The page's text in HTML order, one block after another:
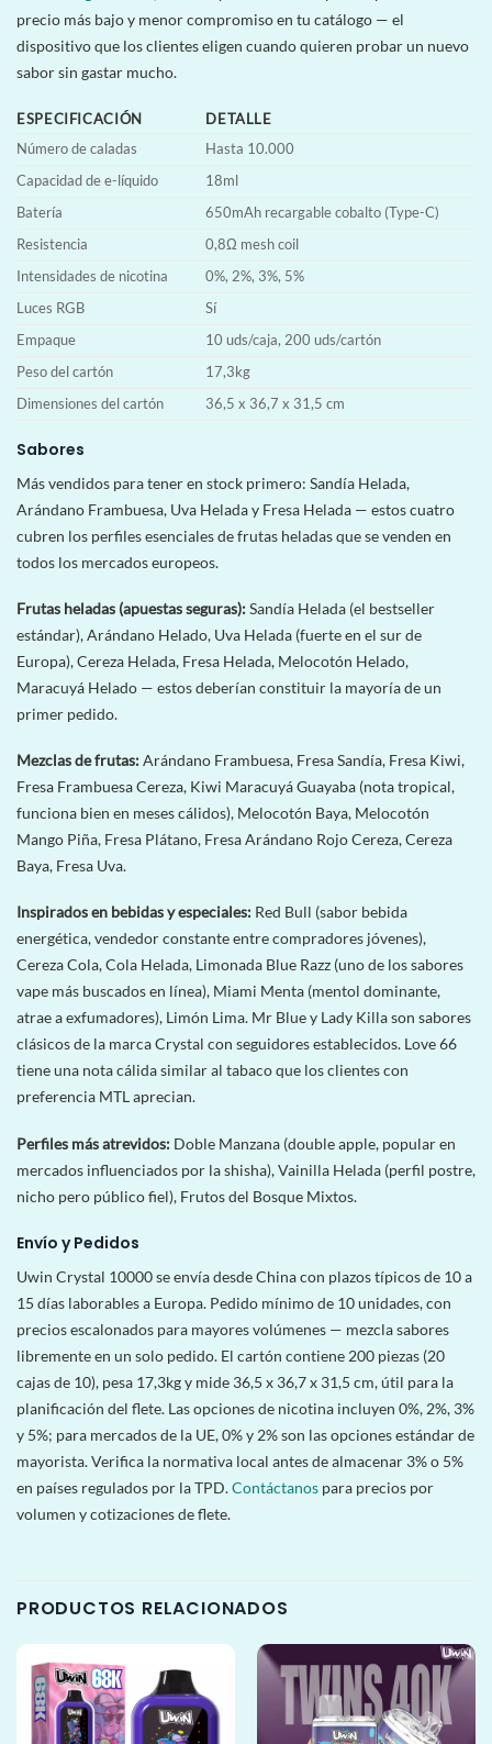
precio más bajo y menor compromiso en tu catálogo — el
dispositivo que los clientes eligen cuando quieren probar un nuevo
sabor sin gastar mucho.
ESPECIFICACIÓN
DETALLE
Número de caladas
Hasta 10.000
Capacidad de e-líquido
18ml
Batería
650mAh recargable cobalto (Type-C)
Resistencia
0,8Ω mesh coil
Intensidades de nicotina
0%, 2%, 3%, 5%
Luces RGB
Sí
Empaque
10 uds/caja, 200 uds/cartón
Peso del cartón
17,3kg
Dimensiones del cartón
36,5 x 36,7 x 31,5 cm
Sabores
Más vendidos para tener en stock primero: Sandía Helada,
Arándano Frambuesa, Uva Helada y Fresa Helada — estos cuatro
cubren los perfiles esenciales de frutas heladas que se venden en
todos los mercados europeos.
Frutas heladas (apuestas seguras):Sandía Helada (el bestseller
estándar), Arándano Helado, Uva Helada (fuerte en el sur de
Europa), Cereza Helada, Fresa Helada, Melocotón Helado,
Maracuyá Helado — estos deberían constituir la mayoría de un
primer pedido.
Mezclas de frutas:Arándano Frambuesa, Fresa Sandía, Fresa Kiwi,
Fresa Frambuesa Cereza, Kiwi Maracuyá Guayaba (nota tropical,
funciona bien en meses cálidos), Melocotón Baya, Melocotón
Mango Piña, Fresa Plátano, Fresa Arándano Rojo Cereza, Cereza
Baya, Fresa Uva.
Inspirados en bebidas y especiales: Red Bull (sabor bebida
energética, vendedor constante entre compradores jóvenes),
Cereza Cola, Cola Helada, Limonada Blue Razz (uno de los sabores
vape más buscados en línea), Miami Menta (mentol dominante,
atrae a exfumadores), Limón Lima. Mr Blue y Lady Killa son sabores
clásicos de la marca Crystal con seguidores establecidos. Love 66
tiene una nota cálida similar al tabaco que los clientes con
preferencia MTL aprecian.
Perfiles más atrevidos: Doble Manzana (double apple, popular en
mercados influenciados por la shisha), Vainilla Helada (perfil postre,
nicho pero público fiel), Frutos del Bosque Mixtos.
Envío y Pedidos
Uwin Crystal 10000 se envía desde China con plazos típicos de 10 a
15 días laborables a Europa. Pedido mínimo de 10 unidades, con
precios escalonados para mayores volúmenes — mezcla sabores
libremente en un solo pedido. El cartón contiene 200 piezas (20
cajas de 10), pesa 17,3kg y mide 36,5 x 36,7 x 31,5 cm, útil para la
planificación del flete. Las opciones de nicotina incluyen 0%, 2%, 3%
y 5%; para mercados de la UE, 0% y 2% son las opciones estándar de
mayorista. Verifica la normativa local antes de almacenar 3% o 5%
en países regulados por la TPD.Contáctanos para precios por
volumen y cotizaciones de flete.
PRODUCTOS RELACIONADOS